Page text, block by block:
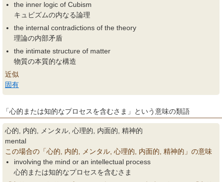
the inner logic of Cubism
キュビズムの内なる論理
the internal contradictions of the theory
理論の内部矛盾
the intimate structure of matter
物質の本質的な構造
近似
固有
「心的または知的なプロセスを含むさま」という意味の類語
心的, 内的, メンタル, 心理的, 内面的, 精神的
mental
この場合の「心的, 内的, メンタル, 心理的, 内面的, 精神的」の意味
involving the mind or an intellectual process
心的または知的なプロセスを含むさま